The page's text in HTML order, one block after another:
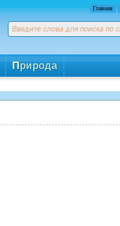
Главная
Природа